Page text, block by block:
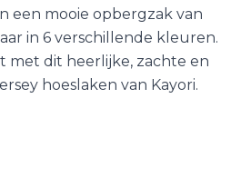
een mooie opbergzak van
in 6 verschillende kleuren.
met dit heerlijke, zachte en
hoeslaken van Kayori.